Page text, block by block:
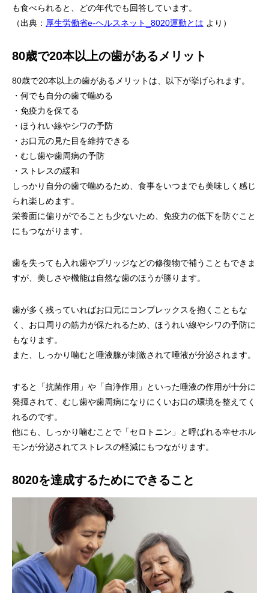
も食べられると、どの年代でも回答しています。
（出典： 厚生労働省e-ヘルスネット_8020運動とは より）
80歳で20本以上の歯があるメリット
80歳で20本以上の歯があるメリットは、以下が挙げられます。
・何でも自分の歯で噛める
・免疫力を保てる
・ほうれい線やシワの予防
・お口元の見た目を維持できる
・むし歯や歯周病の予防
・ストレスの緩和
しっかり自分の歯で噛めるため、食事をいつまでも美味しく感じ
られ楽しめます。
栄養面に偏りがでることも少ないため、免疫力の低下を防ぐこと
にもつながります。
歯を失っても入れ歯やブリッジなどの修復物で補うこともできま
すが、美しさや機能は自然な歯のほうが勝ります。
歯が多く残っていればお口元にコンプレックスを抱くこともな
く、お口周りの筋力が保たれるため、ほうれい線やシワの予防に
もなります。
また、しっかり噛むと唾液腺が刺激されて唾液が分泌されます。
すると「抗菌作用」や「自浄作用」といった唾液の作用が十分に
発揮されて、むし歯や歯周病になりにくいお口の環境を整えてく
れるのです。
他にも、しっかり噛むことで「セロトニン」と呼ばれる幸せホル
モンが分泌されてストレスの軽減にもつながります。
8020を達成するためにできること